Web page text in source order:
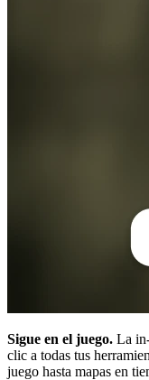
Sigue en el juego. La
clic a todas tus
juego hasta mapas en